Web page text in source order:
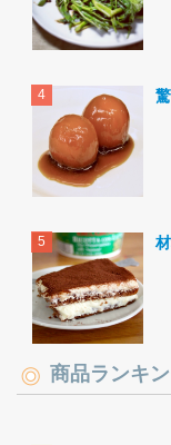
商品ランキ